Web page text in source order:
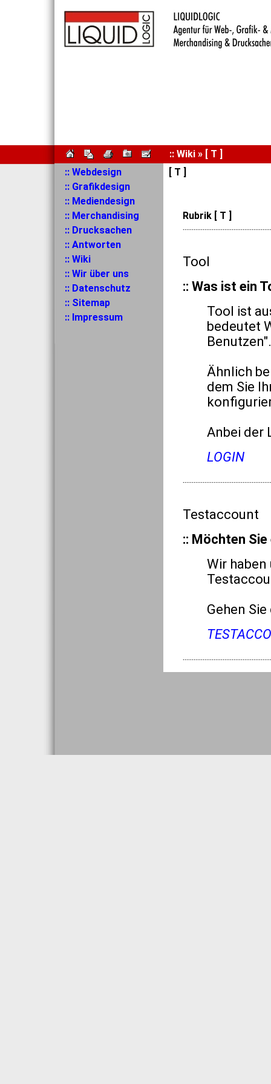
:: Wiki » [ T ]
:: Webdesign
:: Grafikdesign
:: Mediendesign
:: Merchandising
:: Drucksachen
:: Antworten
:: Wiki
:: Wir über uns
:: Datenschutz
:: Sitemap
:: Impressum
[ T ]
Rubrik [ T ]
Tool
:: Was ist ein
Tool ist
bedeutet
Benutzen".
Ähnlich
dem Sie
Anbei der
LOGIN
Testaccount
:: Möchten
Wir
Gehen